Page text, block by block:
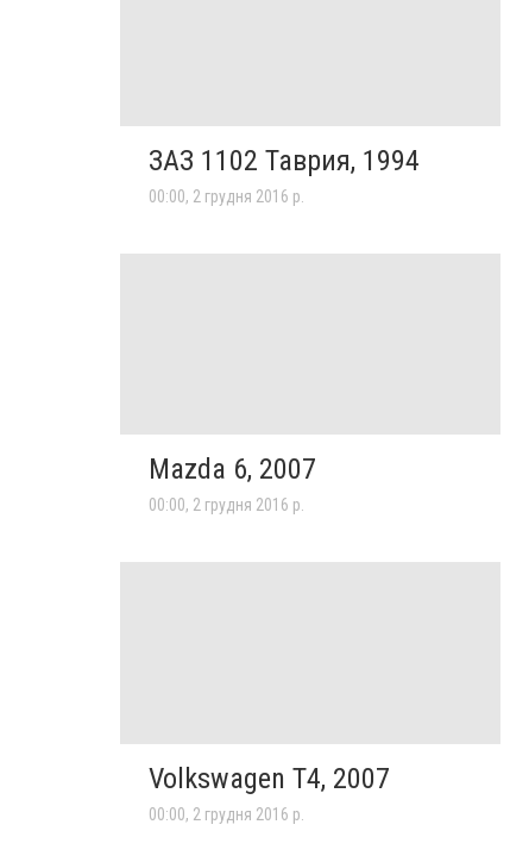
ЗАЗ 1102 Таврия, 1994
00:00, 2 грудня 2016 р.
Mazda 6, 2007
00:00, 2 грудня 2016 р.
Volkswagen T4, 2007
00:00, 2 грудня 2016 р.